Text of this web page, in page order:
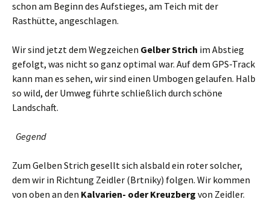
schon am Beginn des Aufstieges, am Teich mit der
Rasthütte, angeschlagen.
Wir sind jetzt dem Wegzeichen Gelber Strich im Abstieg
gefolgt, was nicht so ganz optimal war. Auf dem GPS-Track
kann man es sehen, wir sind einen Umbogen gelaufen. Halb
so wild, der Umweg führte schließlich durch schöne
Landschaft.
Gegend
Zum Gelben Strich gesellt sich alsbald ein roter solcher,
dem wir in Richtung Zeidler (Brtniky) folgen. Wir kommen
von oben an den Kalvarien- oder Kreuzberg von Zeidler.